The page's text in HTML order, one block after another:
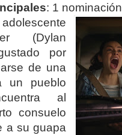
: 1 nominación
(Dylan
por
de una
un pueblo
al
consuelo
a su guapa